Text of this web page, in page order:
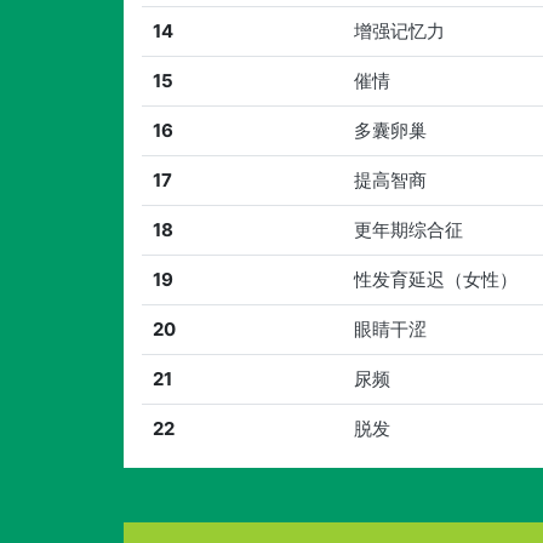
14 增强记忆力
15 催情
16 多囊卵巢
17 提高智商
18 更年期综合征
19 性发育延迟（女性）
20 眼睛干涩
21 尿频
22 脱发